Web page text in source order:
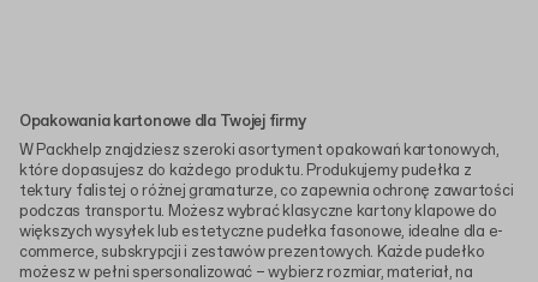
Opakowania kartonowe dla Twojej firmy
W Packhelp znajdziesz szeroki asortyment opakowań kartonowych,
które dopasujesz do każdego produktu. Produkujemy pudełka z
tektury falistej o różnej gramaturze, co zapewnia ochronę zawartości
podczas transportu. Możesz wybrać klasyczne kartony klapowe do
większych wysyłek lub estetyczne pudełka fasonowe, idealne dla e-
commerce, subskrypcji i zestawów prezentowych. Każde pudełko
możesz w pełni spersonalizować – wybierz rozmiar, materiał, na